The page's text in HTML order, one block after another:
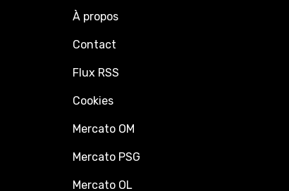
À propos
Contact
Flux RSS
Cookies
Mercato OM
Mercato PSG
Mercato OL